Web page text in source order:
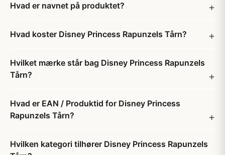
Hvad er navnet på produktet?
Hvad koster Disney Princess Rapunzels Tårn?
Hvilket mærke står bag Disney Princess Rapunzels
Tårn?
Hvad er EAN / Produktid for Disney Princess
Rapunzels Tårn?
Hvilken kategori tilhører Disney Princess Rapunzels